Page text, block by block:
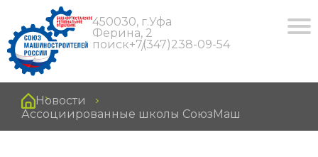
450030, г.Уфа
Ферина, 2
поиск+7(347)238-09-54
Новости
Ассоциированные школы СоюзМаш